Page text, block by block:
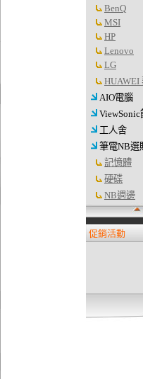
BenQ
MSI
HP
Lenovo
LG
HUAWEI
AIO電腦
ViewSonic
工人舍
筆電NB選
記憶體
硬碟
NB週邊
促銷活動